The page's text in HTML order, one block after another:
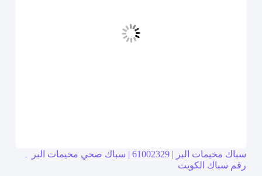
سباك مخيمات البر | 61002329 | سباك صحي مخيمات البر ۔
رقم سباك الكويت